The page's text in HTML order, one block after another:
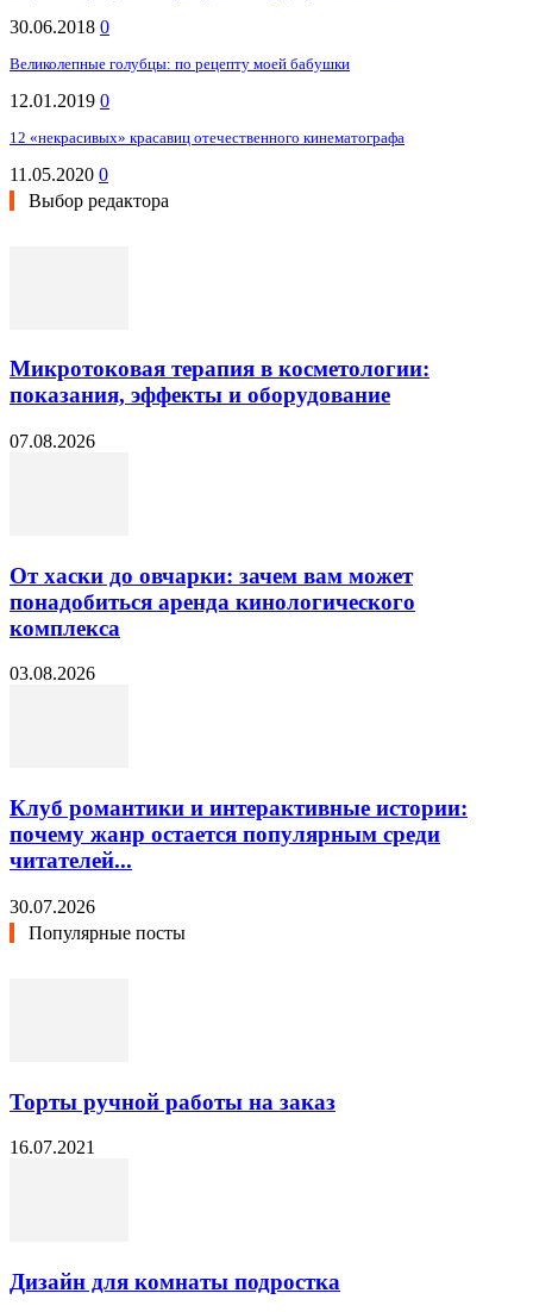
30.06.2018 0
Великолепные голубцы: по рецепту моей бабушки
12.01.2019 0
12 «некрасивых» красавиц отечественного кинематографа
11.05.2020 0
Выбор редактора
Микротоковая терапия в косметологии:
показания, эффекты и оборудование
07.08.2026
От хаски до овчарки: зачем вам может
понадобиться аренда кинологического
комплекса
03.08.2026
Клуб романтики и интерактивные истории:
почему жанр остается популярным среди
читателей...
30.07.2026
Популярные посты
Торты ручной работы на заказ
16.07.2021
Дизайн для комнаты подростка